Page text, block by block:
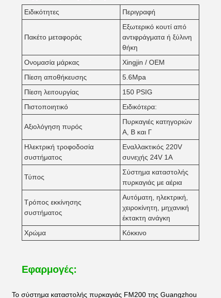
Ειδικότητες Περιγραφή
Πακέτο μεταφοράς
Εξωτερικό κουτί από
αντιφράγματα ή ξύλινη
θήκη
Ονομασία μάρκας
Xingjin / OEM
Πίεση αποθήκευσης
5.6Mpa
Πίεση λειτουργίας
150 PSIG
Πιστοποιητικό
Ειδικότερα:
Αξιολόγηση πυρός
Πυρκαγιές κατηγοριών
Α, Β και Γ
Ηλεκτρική τροφοδοσία
συστήματος
Εναλλακτικός 220V
συνεχής 24V 1A
Τύπος
Σύστημα καταστολής
πυρκαγιάς με αέρια
Τρόπος εκκίνησης
συστήματος
Αυτόματη, ηλεκτρική,
χειροκίνητη, μηχανική
έκτακτη ανάγκη
Χρώμα
Κόκκινο
Εφαρμογές:
Το σύστημα καταστολής πυρκαγιάς FM200 της Guangzhou